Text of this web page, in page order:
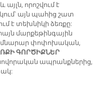
այլն, որոշվում է
այն պահից շատ
է տեխնիկի ձեռքը:
մարքեթինգային
փոփոխական,
ԳՈՐԾԻՔՆԵՐ
ապրանքներից,